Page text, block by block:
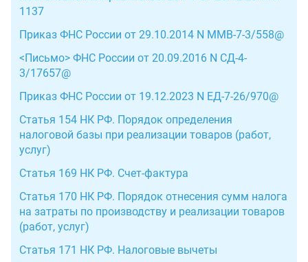
1137
Приказ ФНС России от 29.10.2014 N ММВ-7-3/558@
<Письмо> ФНС России от 20.09.2016 N СД-4-
3/17657@
Приказ ФНС России от 19.12.2023 N ЕД-7-26/970@
Статья 154 НК РФ. Порядок определения
налоговой базы при реализации товаров (работ,
услуг)
Статья 169 НК РФ. Счет-фактура
Статья 170 НК РФ. Порядок отнесения сумм налога
на затраты по производству и реализации товаров
(работ, услуг)
Статья 171 НК РФ. Налоговые вычеты